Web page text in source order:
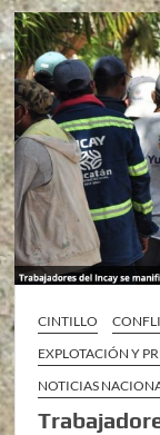
CINTILLO
EXPLOTACIÓN Y
NOTICIAS